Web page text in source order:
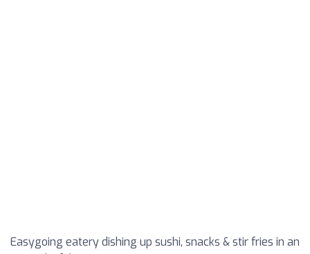
Easygoing eatery dishing up sushi, snacks & stir fries in an